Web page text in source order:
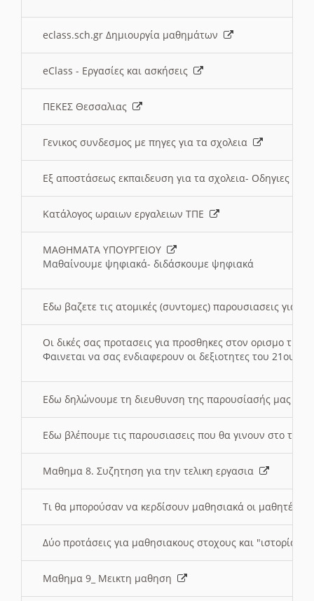
eclass.sch.gr Δημιουργία μαθημάτων
eClass - Εργασίες και ασκήσεις
ΠΕΚΕΣ Θεσσαλιας
Γενικος συνδεσμος με πηγες για τα σχολεια
Εξ αποστάσεως εκπαιδευση για τα σχολεια- Οδηγιες
Κατάλογος ωραιων εργαλειων ΤΠΕ
ΜΑΘΗΜΑΤΑ ΥΠΟΥΡΓΕΙΟΥ
Μαθαίνουμε ψηφιακά- διδάσκουμε ψηφιακά
Εδω βαζετε τις ατομικές (συντομες) παρουσιασεις για
Οι δικές σας προτασεις για προσθηκες στον ορισμο
Φαινεται να σας ενδιαφερουν οι δεξιοτητες του 21ου
Εδω δηλώνουμε τη διευθυνση της παρουσίασής μας
Εδω βλέπουμε τις παρουσιασεις που θα γινουν στο
Μαθημα 8. Συζητηση για την τελικη εργασια
Τι θα μπορούσαν να κερδίσουν μαθησιακά οι μαθητές/
Δύο προτάσεις για μαθησιακους στοχους και "ιστορία"
Μαθημα 9_ Μεικτη μαθηση